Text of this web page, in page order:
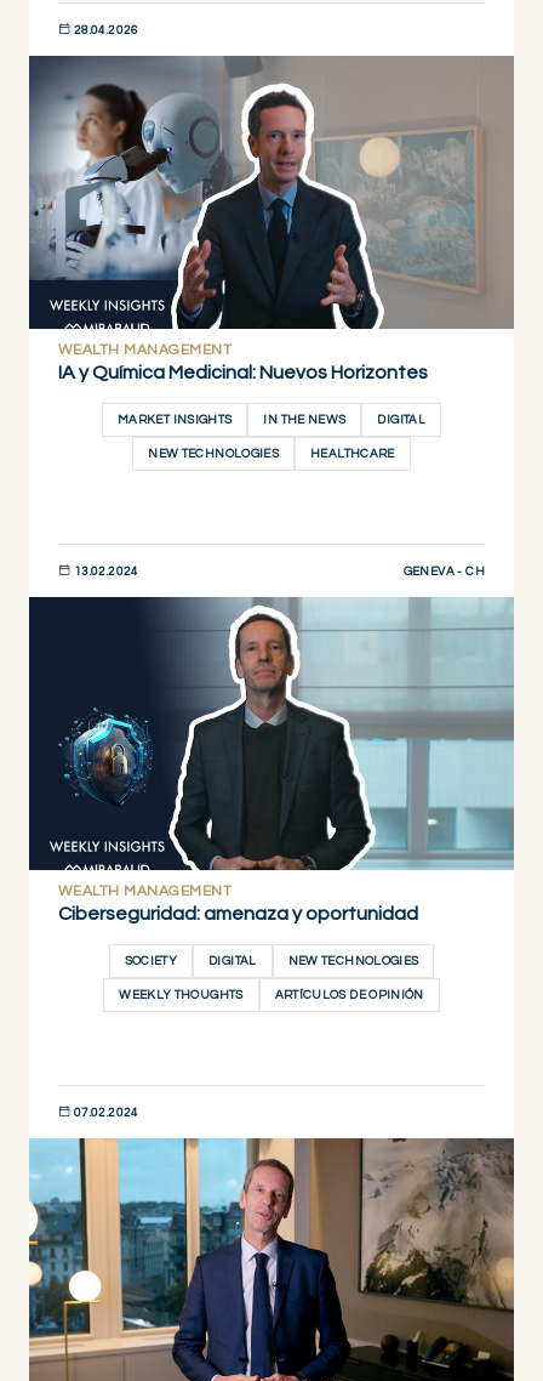
28.04.2026
DESCUBRIR AHORA
WEALTH MANAGEMENT
IA y Química Medicinal: Nuevos Horizontes
MARKET INSIGHTS IN THE NEWS DIGITAL
NEW TECHNOLOGIES HEALTHCARE
13.02.2024 GENEVA - CH
WEALTH MANAGEMENT
Ciberseguridad: amenaza y oportunidad
SOCIETY DIGITAL NEW TECHNOLOGIES
WEEKLY THOUGHTS ARTÍCULOS DE OPINIÓN
07.02.2024
DESCUBRIR AHORA